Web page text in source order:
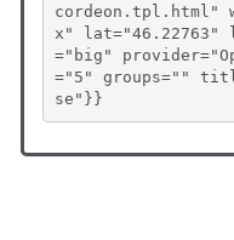
cordeon.tpl.html"
x" lat="46.22763"
="big"
="5" groups=""
se"}}